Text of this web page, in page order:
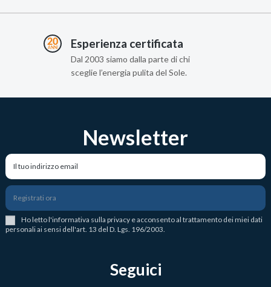
Esperienza certificata
Dal 2003 siamo dalla parte di chi
sceglie l’energia pulita del Sole.
Newsletter
Registrati ora
Ho letto l'informativa sulla privacy e acconsento al trattamento dei miei dati
personali ai sensi dell'art. 13 del D. Lgs. 196/2003.
Seguici